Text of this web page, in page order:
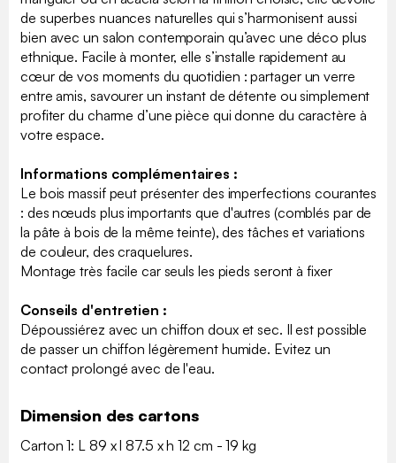
de superbes nuances naturelles qui s’harmonisent aussi
bien avec un salon contemporain qu’avec une déco plus
ethnique. Facile à monter, elle s’installe rapidement au
cœur de vos moments du quotidien : partager un verre
entre amis, savourer un instant de détente ou simplement
profiter du charme d’une pièce qui donne du caractère à
votre espace.
Informations complémentaires :
Le bois massif peut présenter des imperfections courantes
: des nœuds plus importants que d'autres (comblés par de
la pâte à bois de la même teinte), des tâches et variations
de couleur, des craquelures.
Montage très facile car seuls les pieds seront à fixer
Conseils d'entretien :
Dépoussiérez avec un chiffon doux et sec. Il est possible
de passer un chiffon légèrement humide. Evitez un
contact prolongé avec de l'eau.
Dimension des cartons
Carton 1: L 89 x l 87.5 x h 12 cm - 19 kg